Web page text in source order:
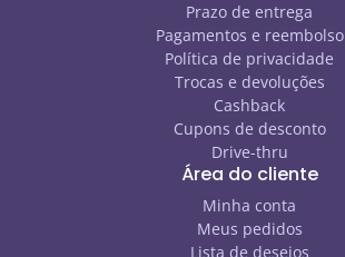
Prazo de entrega
Pagamentos e reembolso
Política de privacidade
Trocas e devoluções
Cashback
Cupons de desconto
Drive-thru
Área do cliente
Minha conta
Meus pedidos
Lista de desejos